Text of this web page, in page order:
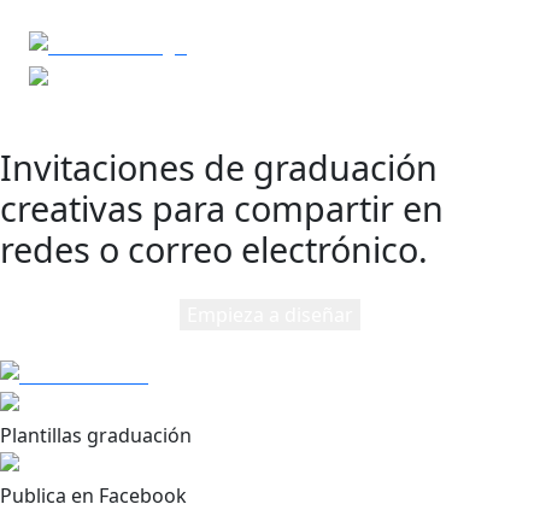
Invitaciones de graduación
creativas para compartir en
redes o correo electrónico.
Plantillas graduación
Publica en Facebook